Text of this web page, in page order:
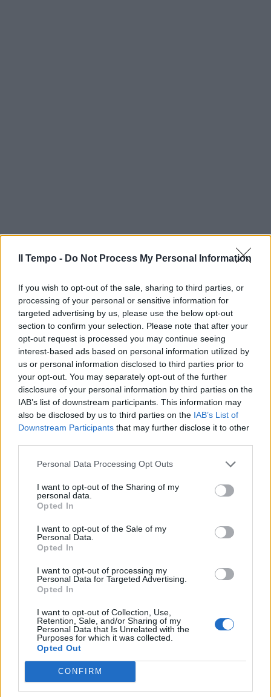
Il Tempo - Do Not Process My Personal Information
If you wish to opt-out of the sale, sharing to third parties, or
processing of your personal or sensitive information for
targeted advertising by us, please use the below opt-out
section to confirm your selection. Please note that after your
opt-out request is processed you may continue seeing
interest-based ads based on personal information utilized by
us or personal information disclosed to third parties prior to
your opt-out. You may separately opt-out of the further
disclosure of your personal information by third parties on the
IAB’s list of downstream participants. This information may
also be disclosed by us to third parties on the IAB’s List of
Downstream Participants that may further disclose it to other
Personal Data Processing Opt Outs
I want to opt-out of the Sharing of my
personal data.
Opted In
I want to opt-out of the Sale of my
Personal Data.
Opted In
I want to opt-out of processing my
Personal Data for Targeted Advertising.
Opted In
I want to opt-out of Collection, Use,
Retention, Sale, and/or Sharing of my
Personal Data that Is Unrelated with the
Purposes for which it was collected.
Opted Out
CONFIRM
In evidenza